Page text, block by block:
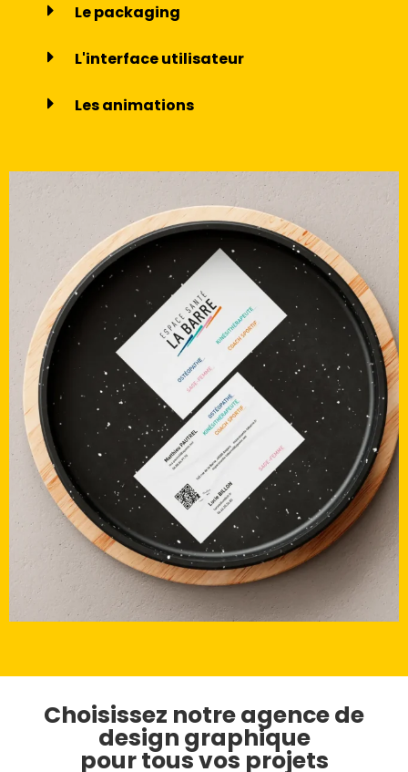
Le packaging
L'interface utilisateur
Les animations
Choisissez notre agence de
design graphique
pour tous vos projets